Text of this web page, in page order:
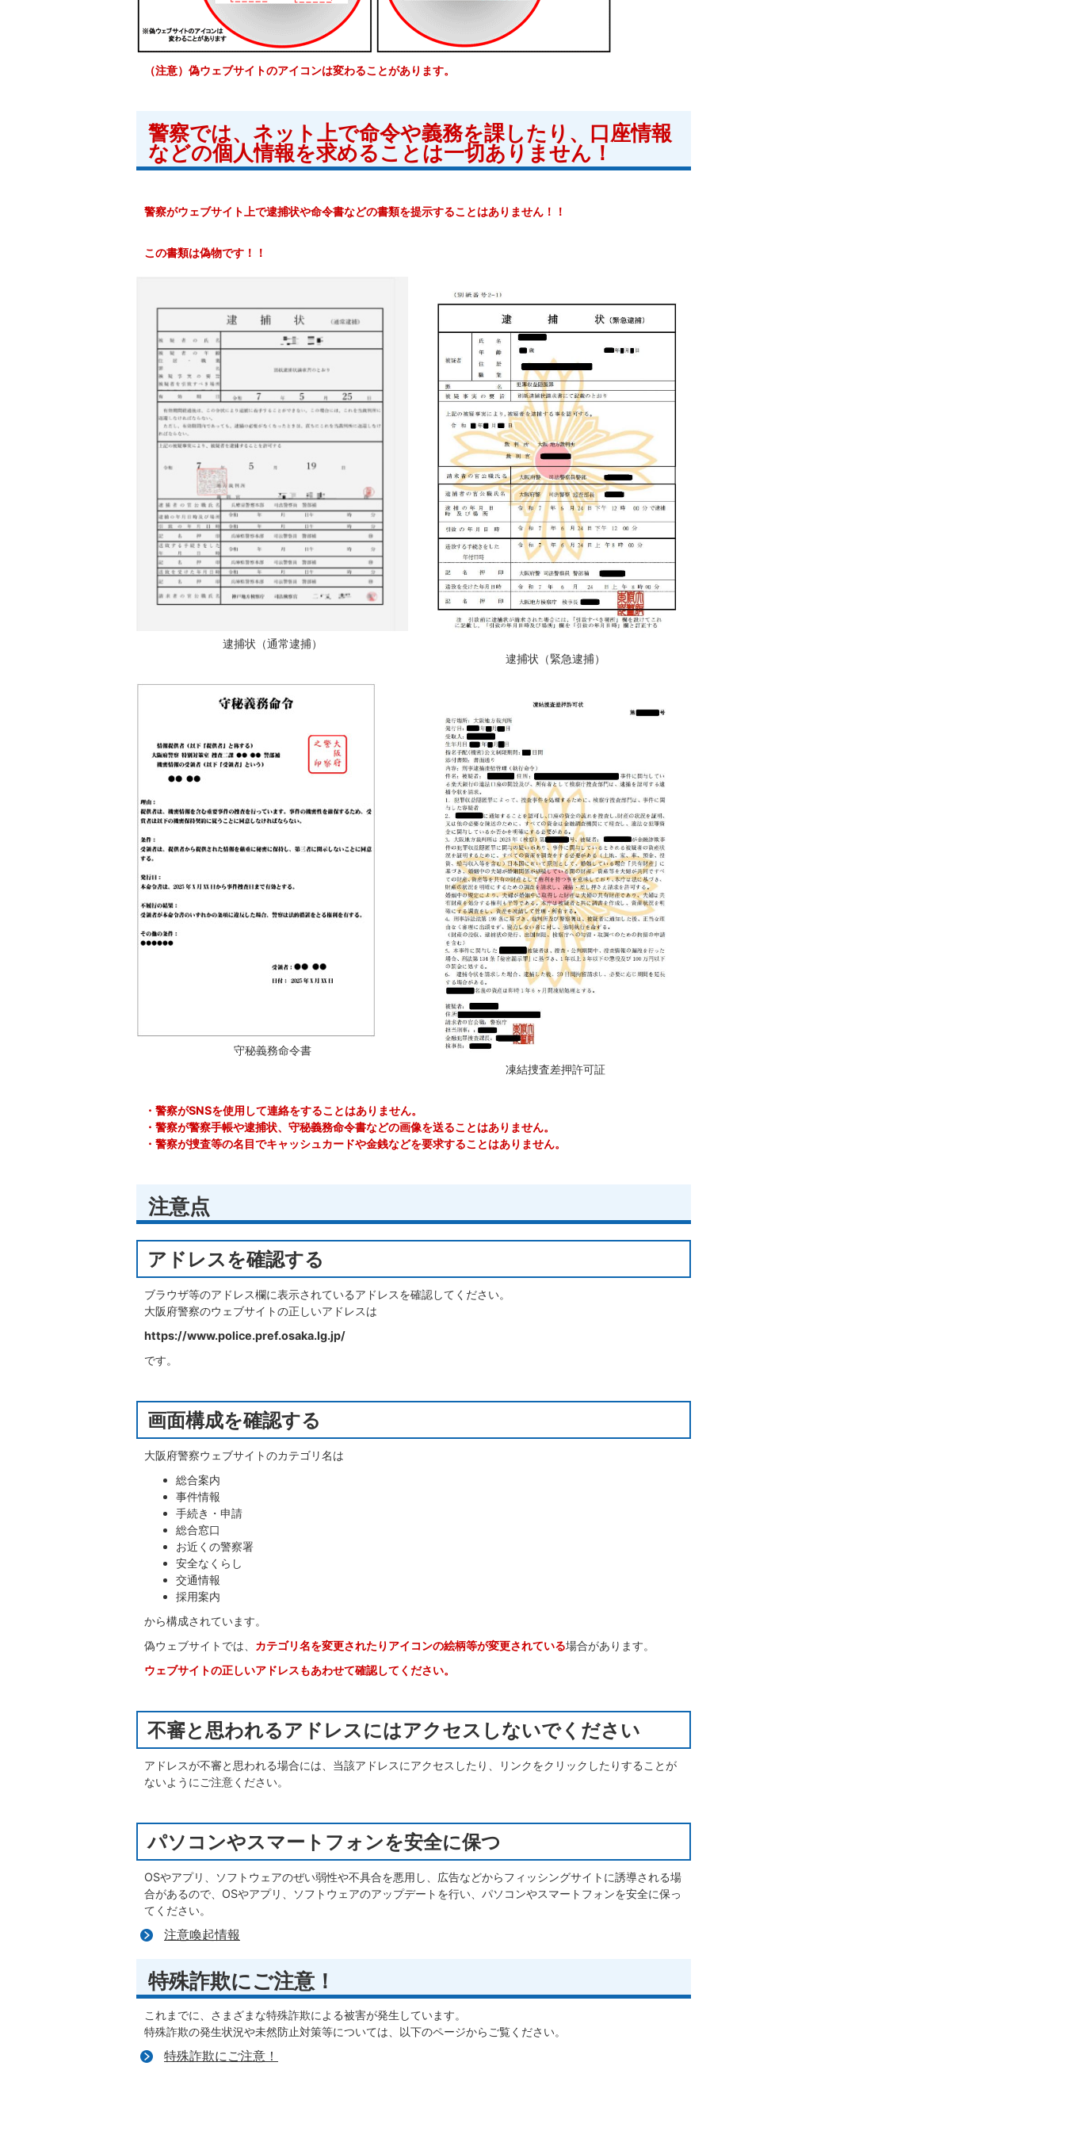
（注意）偽ウェブサイトのアイコンは変わることがあります。
警察では、ネット上で命令や義務を課したり、口座情報
などの個人情報を求めることは一切ありません！
警察がウェブサイト上で逮捕状や命令書などの書類を提示することはありません！！
この書類は偽物です！！
逮捕状（通常逮捕）
逮捕状（緊急逮捕）
守秘義務命令書
凍結捜査差押許可証
・警察がSNSを使用して連絡をすることはありません。
・警察が警察手帳や逮捕状、守秘義務命令書などの画像を送ることはありません。
・警察が捜査等の名目でキャッシュカードや金銭などを要求することはありません。
注意点
アドレスを確認する
ブラウザ等のアドレス欄に表示されているアドレスを確認してください。
大阪府警察のウェブサイトの正しいアドレスは
https://www.police.pref.osaka.lg.jp/
です。
画面構成を確認する
大阪府警察ウェブサイトのカテゴリ名は
総合案内
事件情報
手続き・申請
総合窓口
お近くの警察署
安全なくらし
交通情報
採用案内
から構成されています。
偽ウェブサイトでは、 カテゴリ名を変更されたりアイコンの絵柄等が変更されている場合があります。
ウェブサイトの正しいアドレスもあわせて確認してください。
不審と思われるアドレスにはアクセスしないでください
アドレスが不審と思われる場合には、当該アドレスにアクセスしたり、リンクをクリックしたりすることが
ないようにご注意ください。
パソコンやスマートフォンを安全に保つ
OSやアプリ、ソフトウェアのぜい弱性や不具合を悪用し、広告などからフィッシングサイトに誘導される場
合があるので、OSやアプリ、ソフトウェアのアップデートを行い、パソコンやスマートフォンを安全に保っ
てください。
注意喚起情報
特殊詐欺にご注意！
これまでに、さまざまな特殊詐欺による被害が発生しています。
特殊詐欺の発生状況や未然防止対策等については、以下のページからご覧ください。
特殊詐欺にご注意！